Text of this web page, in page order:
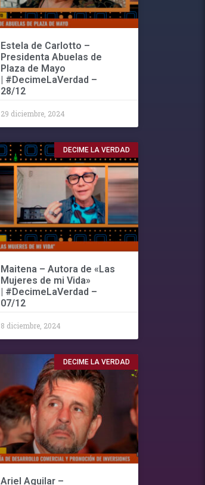
Estela de Carlotto –
Presidenta Abuelas de
Plaza de Mayo
| #DecimeLaVerdad –
28/12
29 diciembre, 2024
DECIME LA VERDAD
Maitena – Autora de «Las
Mujeres de mi Vida»
| #DecimeLaVerdad –
07/12
8 diciembre, 2024
DECIME LA VERDAD
Ariel Aguilar –